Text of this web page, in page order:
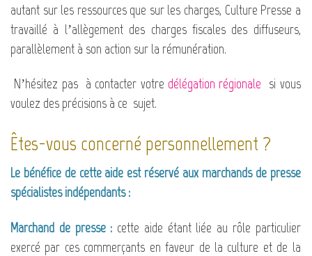
autant sur les ressources que sur les charges, Culture Presse a
travaillé à l’allègement des charges fiscales des diffuseurs,
parallèlement à son action sur la rémunération.
N’hésitez pas à contacter votre délégation régionale si vous
voulez des précisions à ce sujet.
Êtes-vous concerné personnellement ?
Le bénéfice de cette aide est réservé aux marchands de presse
spécialistes indépendants :
Marchand de presse : cette aide étant liée au rôle particulier
exercé par ces commerçants en faveur de la culture et de la